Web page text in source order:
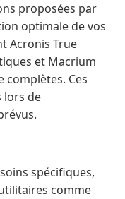
proposées par
optimale de vos
Acronis True
et Macrium
complètes. Ces
lors de
spécifiques,
comme